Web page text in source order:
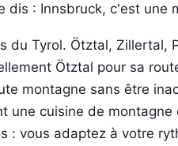
dis : Innsbruck, c'est une
du Tyrol. Ötztal,
Ötztal pour sa
montagne sans être
une cuisine de
: vous adaptez à votre